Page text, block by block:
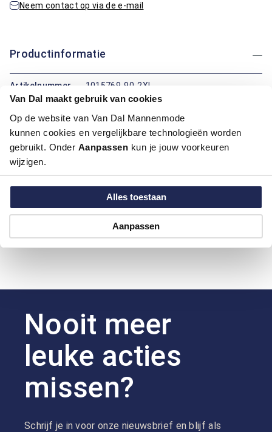
Van Dal maakt gebruik van cookies
Op de website van Van Dal Mannenmode
kunnen cookies en vergelijkbare technologieën worden
gebruikt. Onder Aanpassen kun je jouw voorkeuren
wijzigen.
Alles toestaan
Aanpassen
Neem contact op via de e-mail
Productinformatie
Artikelnummer
1015769-90-2XL
Kleur:
Rood
Maatinformatie
Over Bartlett
Hoe kan ik betalen?
Nooit meer
leuke acties
missen?
Schrijf je in voor onze nieuwsbrief en blijf als